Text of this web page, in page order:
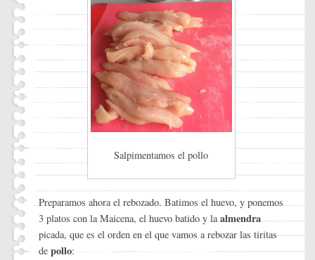
Salpimentamos el pollo
Preparamos ahora el rebozado. Batimos el huevo, y ponemos
3 platos con la Maicena, el huevo batido y laalmendra
picada, que es el orden en el que vamos a rebozar las tiritas
de pollo: